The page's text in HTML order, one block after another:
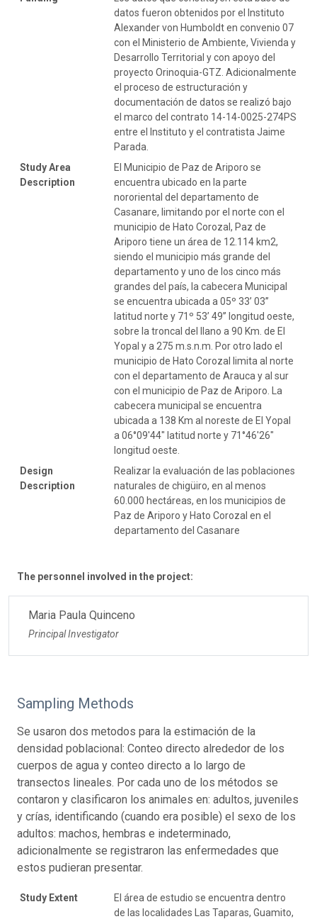
datos fueron obtenidos por el Instituto
Alexander von Humboldt en convenio 07
con el Ministerio de Ambiente, Vivienda y
Desarrollo Territorial y con apoyo del
proyecto Orinoquia-GTZ. Adicionalmente
el proceso de estructuración y
documentación de datos se realizó bajo
el marco del contrato 14-14-0025-274PS
entre el Instituto y el contratista Jaime
Parada.
Study Area
Description
El Municipio de Paz de Ariporo se
encuentra ubicado en la parte
nororiental del departamento de
Casanare, limitando por el norte con el
municipio de Hato Corozal, Paz de
Ariporo tiene un área de 12.114 km2,
siendo el municipio más grande del
departamento y uno de los cinco más
grandes del país, la cabecera Municipal
se encuentra ubicada a 05º 33’ 03’’
latitud norte y 71º 53’ 49’’ longitud oeste,
sobre la troncal del llano a 90 Km. de El
Yopal y a 275 m.s.n.m. Por otro lado el
municipio de Hato Corozal limita al norte
con el departamento de Arauca y al sur
con el municipio de Paz de Ariporo. La
cabecera municipal se encuentra
ubicada a 138 Km al noreste de El Yopal
a 06°09'44" latitud norte y 71°46'26"
longitud oeste.
Design
Description
Realizar la evaluación de las poblaciones
naturales de chigüiro, en al menos
60.000 hectáreas, en los municipios de
Paz de Ariporo y Hato Corozal en el
departamento del Casanare
The personnel involved in the project:
Maria Paula Quinceno
Principal Investigator
Sampling Methods
Se usaron dos metodos para la estimación de la
densidad poblacional: Conteo directo alrededor de los
cuerpos de agua y conteo directo a lo largo de
transectos lineales. Por cada uno de los métodos se
contaron y clasificaron los animales en: adultos, juveniles
y crías, identificando (cuando era posible) el sexo de los
adultos: machos, hembras e indeterminado,
adicionalmente se registraron las enfermedades que
estos pudieran presentar.
Study Extent
El área de estudio se encuentra dentro
de las localidades Las Taparas, Guamito,